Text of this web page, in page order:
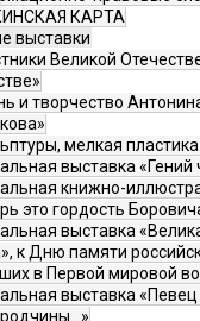
КАРТА
выставки
Великой
и творчество
мелкая
выставка «Гений
книжно-
это гордость
выставка
к Дню памяти
в Первой мировой
выставка